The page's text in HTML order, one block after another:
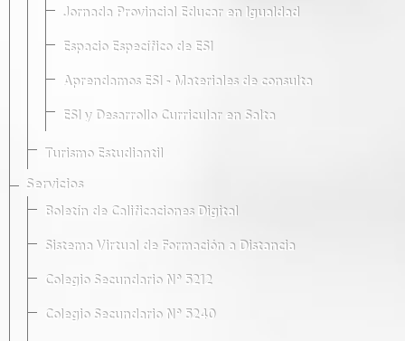
Jornada Provincial Educar en Igualdad
Espacio Específico de ESI
Aprendamos ESI - Materiales de consulta
ESI y Desarrollo Curricular en Salta
Turismo Estudiantil
Servicios
Boletín de Calificaciones Digital
Sistema Virtual de Formación a Distancia
Colegio Secundario Nº 5212
Colegio Secundario Nº 5240